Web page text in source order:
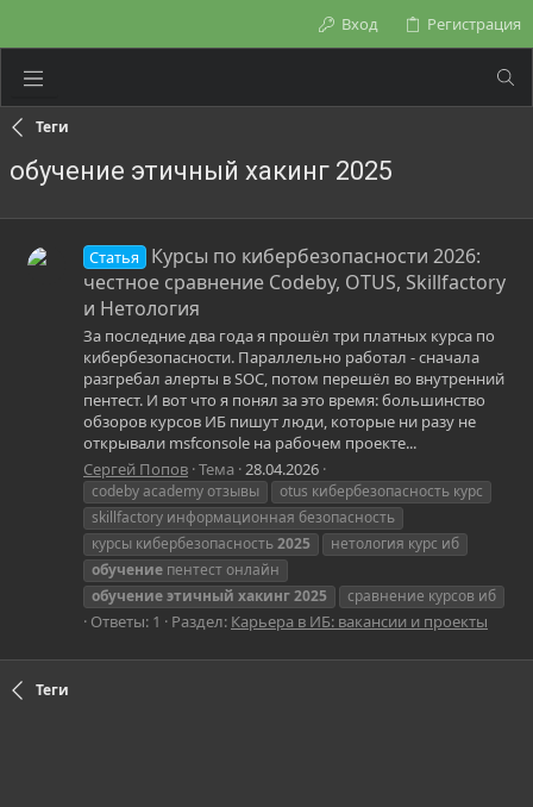
Вход Регистрация
Теги
обучение этичный хакинг 2025
Статья
Курсы по кибербезопасности 2026:
честное сравнение Codeby, OTUS, Skillfactory
и Нетология
За последние два года я прошёл три платных курса по
кибербезопасности. Параллельно работал - сначала
разгребал алерты в SOC, потом перешёл во внутренний
пентест. И вот что я понял за это время: большинство
обзоров курсов ИБ пишут люди, которые ни разу не
открывали msfconsole на рабочем проекте...
Сергей Попов Тема 28.04.2026
codeby academy отзывы
otus кибербезопасность курс
skillfactory информационная безопасность
курсы кибербезопасность2025
нетология курс иб
обучение пентест онлайн
обучениеэтичный хакинг2025 сравнение курсов иб
Ответы: 1 Раздел: Карьера в ИБ: вакансии и проекты
Теги